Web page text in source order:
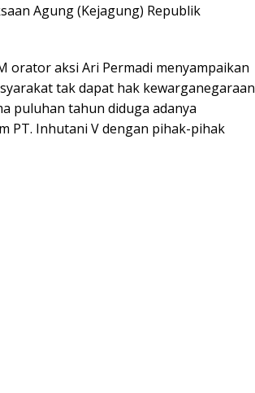
Agung (Kejagung) Republik
orator aksi Ari Permadi menyampaikan
tak dapat hak kewarganegaraan
puluhan tahun diduga adanya
PT. Inhutani V dengan pihak-pihak